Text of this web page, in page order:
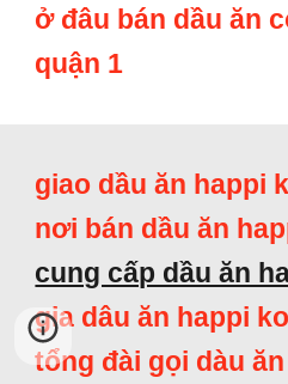
ở đâu bán dầu ăn
quận 1
giao dầu ăn happi
nơi bán dầu ăn
cung cấp dầu ăn
gia dâu ăn happi
tổng đài gọi dàu